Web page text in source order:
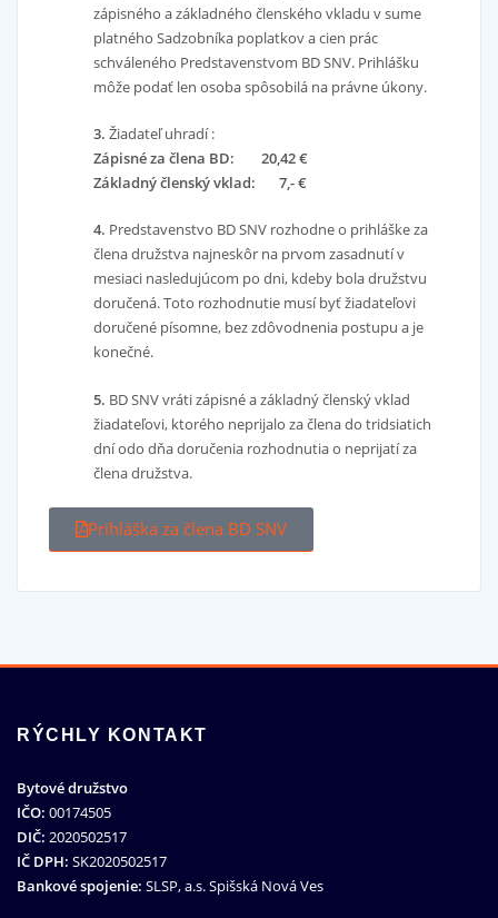
zápisného a základného členského vkladu v sume
platného Sadzobníka poplatkov a cien prác
schváleného Predstavenstvom BD SNV. Prihlášku
môže podať len osoba spôsobilá na právne úkony.
3. Žiadateľ uhradí :
Zápisné za člena BD: 20,42 €
Základný členský vklad: 7,- €
4. Predstavenstvo BD SNV rozhodne o prihláške za
člena družstva najneskôr na prvom zasadnutí v
mesiaci nasledujúcom po dni, kdeby bola družstvu
doručená. Toto rozhodnutie musí byť žiadateľovi
doručené písomne, bez zdôvodnenia postupu a je
konečné.
5. BD SNV vráti zápisné a základný členský vklad
žiadateľovi, ktorého neprijalo za člena do tridsiatich
dní odo dňa doručenia rozhodnutia o neprijatí za
člena družstva.
Prihláška za člena BD SNV
RÝCHLY KONTAKT
Bytové družstvo
IČO: 00174505
DIČ: 2020502517
IČ DPH: SK2020502517
Bankové spojenie: SLSP, a.s. Spišská Nová Ves